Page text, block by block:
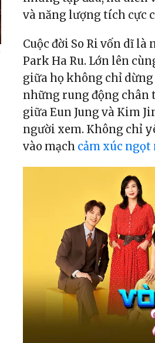
và năng lượng tích cực
Cuộc đời So Ri vốn dĩ
Park Ha Ru. Lớn lên
giữa họ không chỉ
những rung động chân
giữa Eun Jung và Kim
người xem. Không chỉ
vào mạch cảm xúc ngọt